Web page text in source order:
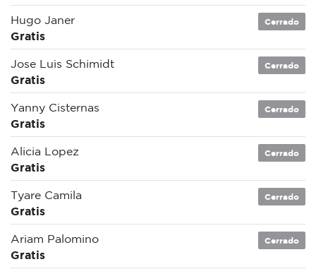
Hugo Janer
Gratis
Cerrado
Jose Luis Schimidt
Gratis
Cerrado
Yanny Cisternas
Gratis
Cerrado
Alicia Lopez
Gratis
Cerrado
Tyare Camila
Gratis
Cerrado
Ariam Palomino
Gratis
Cerrado